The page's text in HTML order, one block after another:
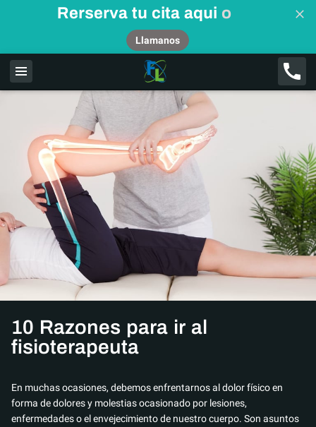
Rerserva tu cita aqui o
Llamanos
10 Razones para ir al
fisioterapeuta
En muchas ocasiones, debemos enfrentarnos al dolor físico en
forma de dolores y molestias ocasionado por lesiones,
enfermedades o el envejecimiento de nuestro cuerpo. Son asuntos